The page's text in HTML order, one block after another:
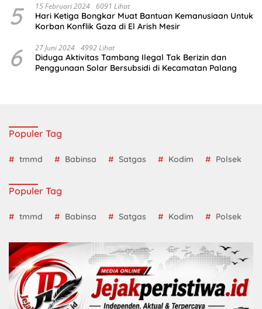
5 15 Februari 2024 6091 Lihat
Hari Ketiga Bongkar Muat Bantuan Kemanusiaan Untuk
Korban Konflik Gaza di El Arish Mesir
6 27 Juni 2024 4992 Lihat
Diduga Aktivitas Tambang Ilegal Tak Berizin dan
Penggunaan Solar Bersubsidi di Kecamatan Palang
Populer Tag
tmmd Babinsa Satgas Kodim Polsek
Populer Tag
tmmd Babinsa Satgas Kodim Polsek